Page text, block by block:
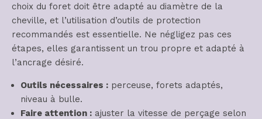
choix du foret doit être adapté au diamètre de la
cheville, et l’utilisation d’outils de protection
recommandés est essentielle. Ne négligez pas ces
étapes, elles garantissent un trou propre et adapté à
l’ancrage désiré.
Outils nécessaires : perceuse, forets adaptés,
niveau à bulle.
Faire attention : ajuster la vitesse de perçage selon